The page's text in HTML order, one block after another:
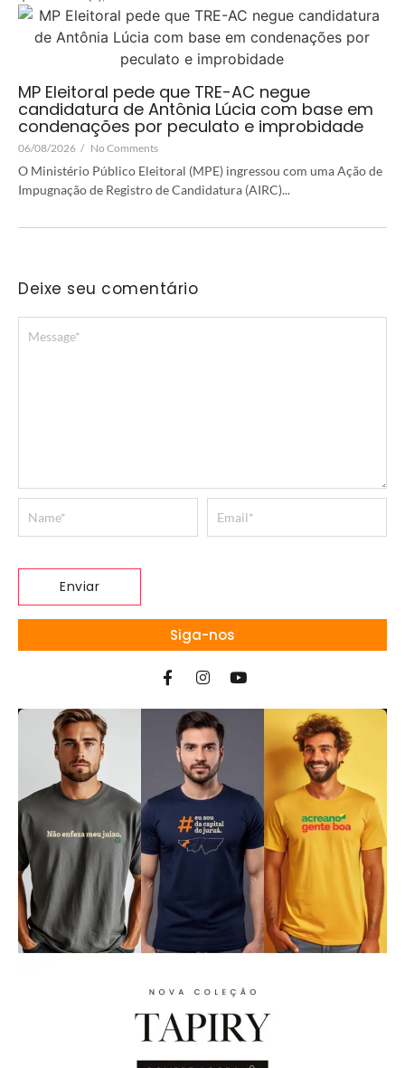
MP Eleitoral pede que TRE-AC negue
candidatura de Antônia Lúcia com base em
condenações por peculato e improbidade
06/08/2026 / No Comments
O Ministério Público Eleitoral (MPE) ingressou com uma Ação de
Impugnação de Registro de Candidatura (AIRC)...
Deixe seu comentário
Siga-nos